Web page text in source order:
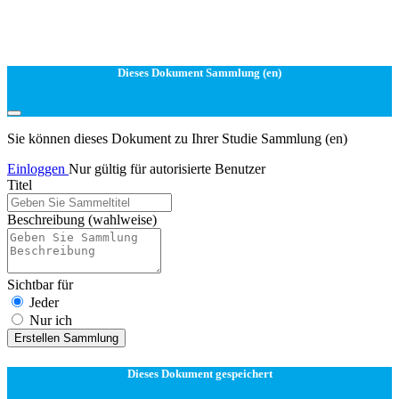
Dieses Dokument Sammlung (en)
Sie können dieses Dokument zu Ihrer Studie Sammlung (en)
Einloggen Nur gültig für autorisierte Benutzer
Titel
Beschreibung (wahlweise)
Sichtbar für
Jeder
Nur ich
Erstellen Sammlung
Dieses Dokument gespeichert